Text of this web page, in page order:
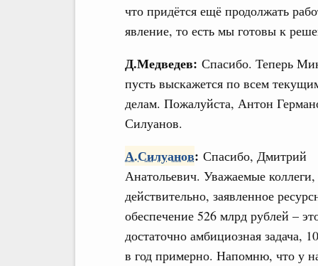
что придётся ещё продолжать
явление, то есть мы готовы к
Д.Медведев: Спасибо. Теперь
пусть выскажется по всем
делам. Пожалуйста, Антон
Силуанов.
А.Силуанов: Спасибо, Дмитрий
Анатольевич. Уважаемые коллеги,
действительно, заявленное
обеспечение 526 млрд рублей –
достаточно амбициозная задача,
в год примерно. Напомню, что у